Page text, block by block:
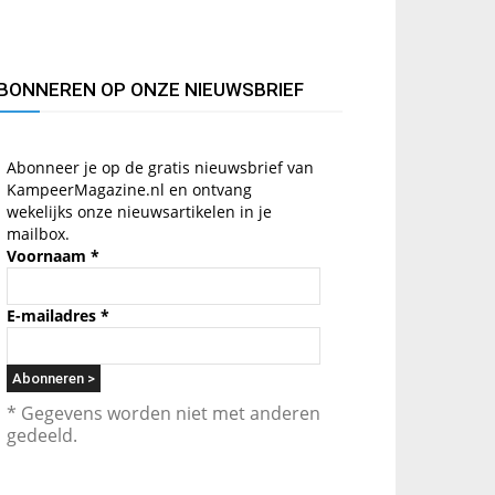
OP ONZE NIEUWSBRIEF
Abonneer je op de gratis nieuwsbrief van
KampeerMagazine.nl en ontvang
wekelijks onze nieuwsartikelen in je
mailbox.
Voornaam *
E-mailadres *
* Gegevens worden niet met anderen
gedeeld.